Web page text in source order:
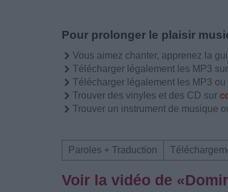
Pour prolonger le plaisir
Vous aimez chanter, apprenez la
Télécharger légalement les MP3 sur
Télécharger légalement les MP3
Trouver des vinyles et des CD sur
Trouver un instrument de musique
Paroles + Traduction
Voir la vidéo de